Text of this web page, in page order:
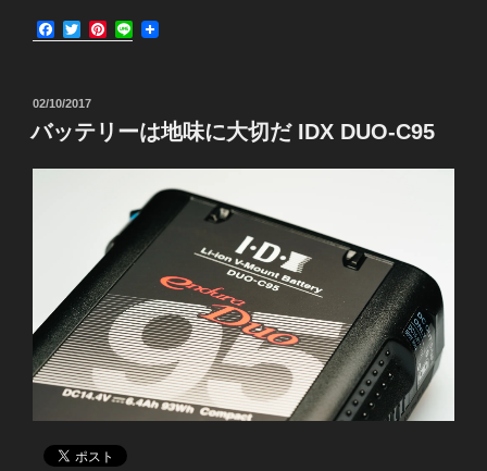
F
a
b
o
T
w
t
r
P
i
e
t
L
投
日:
02/10/2017
バッテリーは地味に大切だ IDX DUO-C95